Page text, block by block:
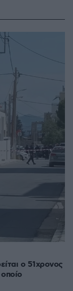
ο 51χρονος